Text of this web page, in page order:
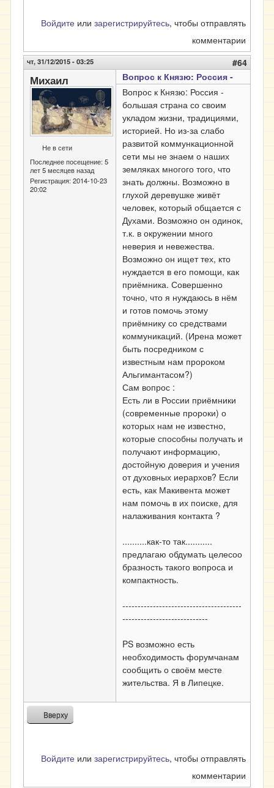
Войдите или зарегистрируйтесь, чтобы отправлять
комментарии
чт, 31/12/2015 - 03:25 #64
Михаил
Не в сети
Последнее посещение:5
лет 5 месяцев назад
Регистрация:2014-10-23
20:02
Вопрос к Князю: Россия -
Вопрос к Князю: Россия -
большая страна со своим
укладом жизни, традициями,
историей. Но из-за слабо
развитой коммункационной
сети мы не знаем о наших
земляках многого того, что
знать должны. Возможно в
глухой деревушке живёт
человек, который общается с
Духами. Возможно он одинок,
т.к. в окружении много
неверия и невежества.
Возможно он ищет тех, кто
нуждается в его помощи, как
приёмника. Совершенно
точно, что я нуждаюсь в нём
и готов помочь этому
приёмнику со средствами
коммуникаций. (Ирена может
быть посредником с
известным нам пророком
Альгимантасом?)
Сам вопрос :
Есть ли в России приёмники
(современные пророки) о
которых нам не известно,
которые способны получать и
получают информацию,
достойную доверия и учения
от духовных иерархов? Если
есть, как Макивента может
нам помочь в их поиске, для
налаживания контакта ?
..........как-то так...........
предлагаю обдумать целесоо
бразность такого вопроса и
компактность.
---------------------------------------
----------------------------
PS возможно есть
необходимость форумчанам
сообщить о своём месте
жительства. Я в Липецке.
Вверху
Войдите или зарегистрируйтесь, чтобы отправлять
комментарии